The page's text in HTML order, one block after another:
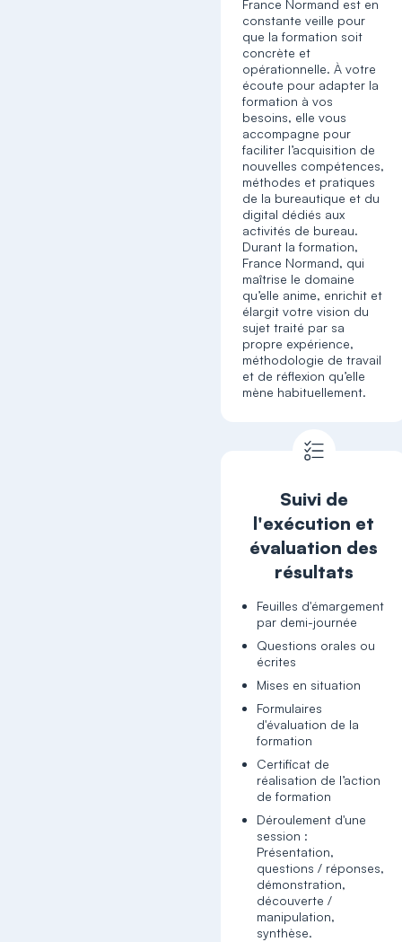
France Normand est en
constante veille pour
que la formation soit
concrète et
opérationnelle. À votre
écoute pour adapter la
formation à vos
besoins, elle vous
accompagne pour
faciliter l’acquisition de
nouvelles compétences,
méthodes et pratiques
de la bureautique et du
digital dédiés aux
activités de bureau.
Durant la formation,
France Normand, qui
maîtrise le domaine
qu’elle anime, enrichit et
élargit votre vision du
sujet traité par sa
propre expérience,
méthodologie de travail
et de réflexion qu’elle
mène habituellement.
Suivi de
l'exécution et
évaluation des
résultats
Feuilles d'émargement
par demi-journée
Questions orales ou
écrites
Mises en situation
Formulaires
d'évaluation de la
formation
Certificat de
réalisation de l’action
de formation
Déroulement d'une
session :
Présentation,
questions / réponses,
démonstration,
découverte /
manipulation,
synthèse.